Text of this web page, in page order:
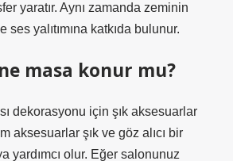
yaratır. Aynı zamanda zeminin
yalıtımına katkıda bulunur.
masa konur mu?
dekorasyonu için şık aksesuarlar
aksesuarlar şık ve göz alıcı bir
yardımcı olur. Eğer salonunuz